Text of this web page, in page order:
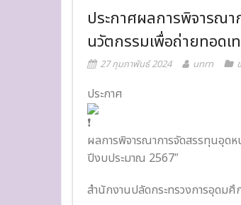
ประกาศผลการพิจารณ
นวัตกรรมเพื่อถ่ายทอด
27 กุมภาพันธ์ 2024 unrn
ประกาศ
ผลการพิจารณาการจัดสรรทุนอุดห
ปีงบประมาณ 2567″
สำนักงานปลัดกระทรวงการอุดมศึ